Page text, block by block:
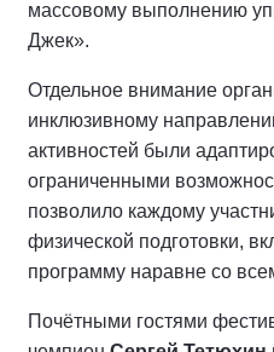
массовому выполнению
Джек».
Отдельное внимание
инклюзивному
активностей были
ограниченными
позволило каждому
физической подготовки,
программу наравне со
Почётными гостями